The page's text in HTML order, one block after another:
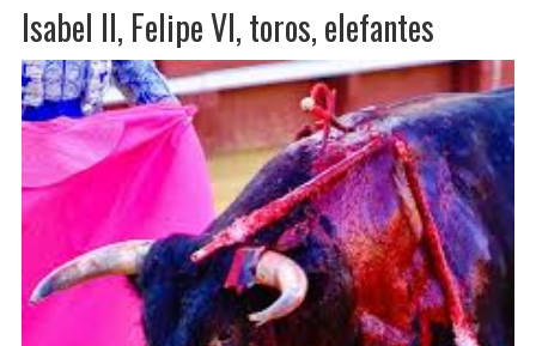
Isabel II, Felipe VI, toros, elefantes